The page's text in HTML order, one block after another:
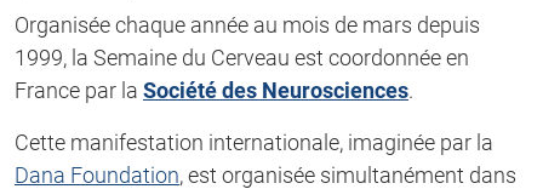
Organisée chaque année au mois de mars depuis
1999, la Semaine du Cerveau est coordonnée en
France par la Société des Neurosciences.
Cette manifestation internationale, imaginée par la
Dana Foundation, est organisée simultanément dans